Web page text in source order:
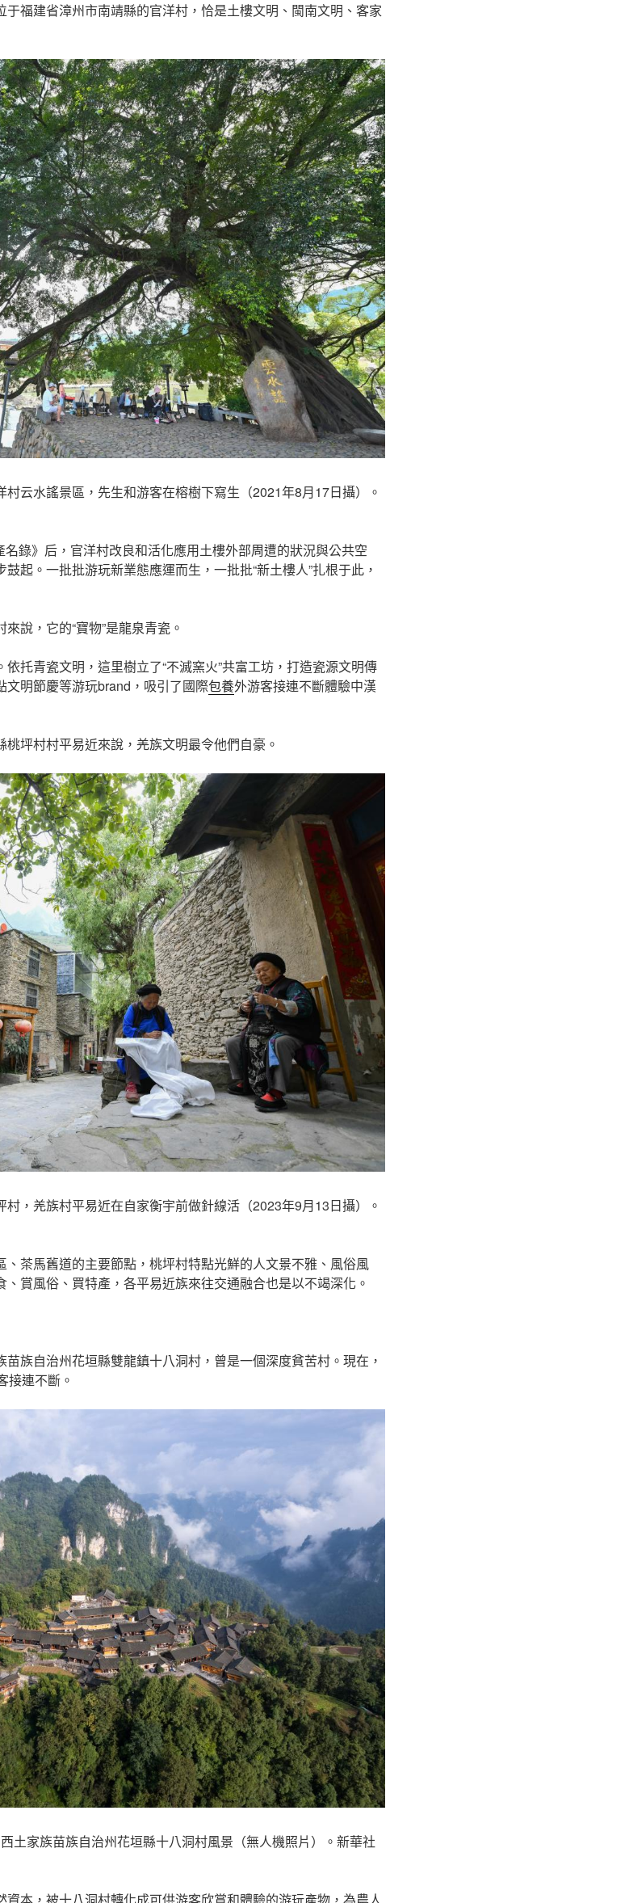
福建省漳州市南靖縣的官洋村，恰是土樓文明、閩南文明、客家
云水謠景區，先生和游客在榕樹下寫生（2021年8月17日攝）。
名錄》后，官洋村改良和活化應用土樓外部周遭的狀況與公共空
起。一批批游玩新業態應運而生，一批批“新土樓人”扎根于此，
說，它的“寶物”是龍泉青瓷。
托青瓷文明，這里樹立了“不滅窯火”共富工坊，打造瓷源文明傳
明節慶等游玩brand，吸引了國際包養外游客接連不斷體驗中漢
坪村村平易近來說，羌族文明最令他們自豪。
，羌族村平易近在自家衡宇前做針線活（2023年9月13日攝）。
茶馬舊道的主要節點，桃坪村特點光鮮的人文景不雅、風俗風
賞風俗、買特產，各平易近族來往交通融合也是以不竭深化。
族自治州花垣縣雙龍鎮十八洞村，曾是一個深度貧苦村。現在，
接連不斷。
土家族苗族自治州花垣縣十八洞村風景（無人機照片）。新華社
本，被十八洞村轉化成可供游客欣賞和體驗的游玩產物，為農人